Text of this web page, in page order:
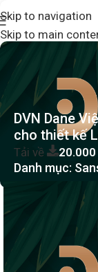
Skip to navigation
Skip to main
DVN Dane
cho thiết kế
Tải về 20.000
Danh mục: